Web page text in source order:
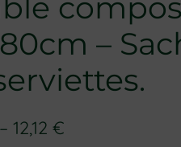
–
–12,12€